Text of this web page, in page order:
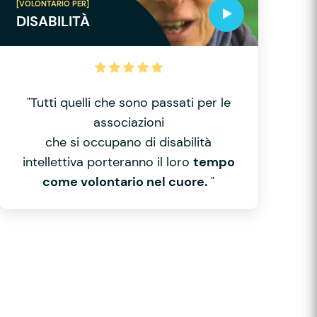
[VOLONTARIO PER]
DISABILITÀ
"Tutti quelli che sono passati per le
associazioni
che si occupano di disabilità
intellettiva porteranno il loro tempo
come volontario nel cuore. "